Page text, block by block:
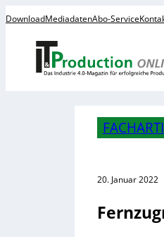
DownloadMediadatenAbo-Service
20. Januar 2022